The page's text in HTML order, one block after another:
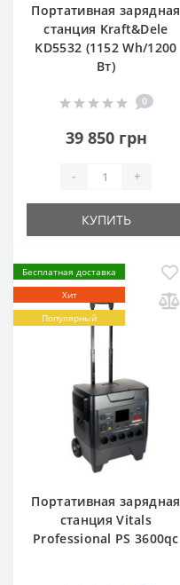
Портативная зарядная
станция Kraft&Dele
KD5532 (1152 Wh/1200
Вт)
0
39 850 грн
- +
КУПИТЬ
Бесплатная доставка
Хит
Популярный
Портативная зарядная
станция Vitals
Professional PS 3600qc